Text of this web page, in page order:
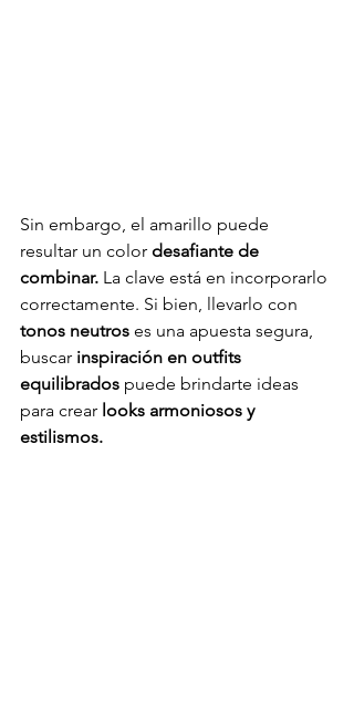
Sin embargo, el amarillo puede
resultar un color desafiante de
combinar. La clave está en incorporarlo
correctamente. Si bien, llevarlo con
tonos neutros es una apuesta segura,
buscar inspiración en outfits
equilibrados puede brindarte ideas
para crear looks armoniosos y
estilismos.